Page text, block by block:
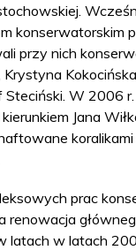
konserwatorskim
przy nich
Steciński. W 2006
Jana
prac
renowacja
latach w latach